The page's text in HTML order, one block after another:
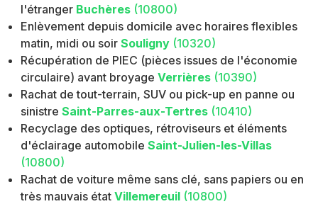
l'étranger Buchères (10800)
Enlèvement depuis domicile avec horaires flexibles
matin, midi ou soir Souligny (10320)
Récupération de PIEC (pièces issues de l'économie
circulaire) avant broyage Verrières (10390)
Rachat de tout-terrain, SUV ou pick-up en panne ou
sinistre Saint-Parres-aux-Tertres (10410)
Recyclage des optiques, rétroviseurs et éléments
d'éclairage automobile Saint-Julien-les-Villas
(10800)
Rachat de voiture même sans clé, sans papiers ou en
très mauvais état Villemereuil (10800)